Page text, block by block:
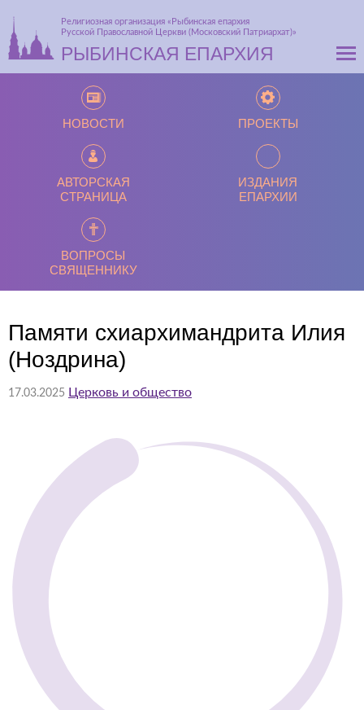
Религиозная организация «Рыбинская епархия
Русской Православной Церкви (Московский Патриархат)»
РЫБИНСКАЯ ЕПАРХИЯ
НОВОСТИ ПРОЕКТЫ
АВТОРСКАЯ
СТРАНИЦА
ИЗДАНИЯ
ЕПАРХИИ
ВОПРОСЫ
СВЯЩЕННИКУ
Памяти схиархимандрита Илия
(Ноздрина)
17.03.2025 Церковь и общество